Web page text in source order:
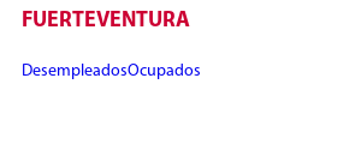
FUERTEVENTURA
DesempleadosOcupados